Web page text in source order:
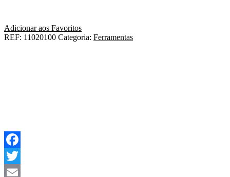
Adicionar aos Favoritos
REF: 11020100 Categoria: Ferramentas
Facebook
Twitter